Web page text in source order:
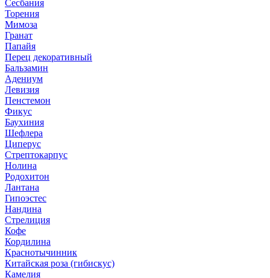
Сесбания
Торения
Мимоза
Гранат
Папайя
Перец декоративный
Бальзамин
Адениум
Левизия
Пенстемон
Фикус
Баухиния
Шефлера
Циперус
Стрептокарпус
Нолина
Родохитон
Лантана
Гипоэстес
Нандина
Стрелиция
Кофе
Кордилина
Краснотычинник
Китайская роза (гибискус)
Камелия